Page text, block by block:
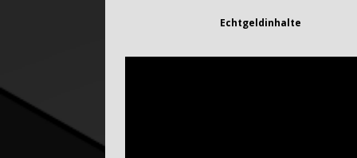
Echtgeldinhalte